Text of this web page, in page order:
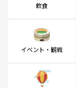
飲食
イベント・観戦